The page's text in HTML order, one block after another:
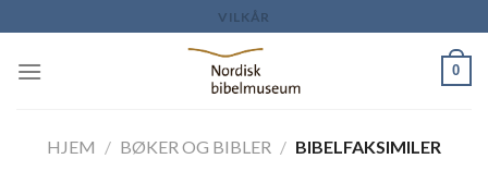
to
content
VILKÅR
0
HJEM / BØKER OG BIBLER / BIBELFAKSIMILER